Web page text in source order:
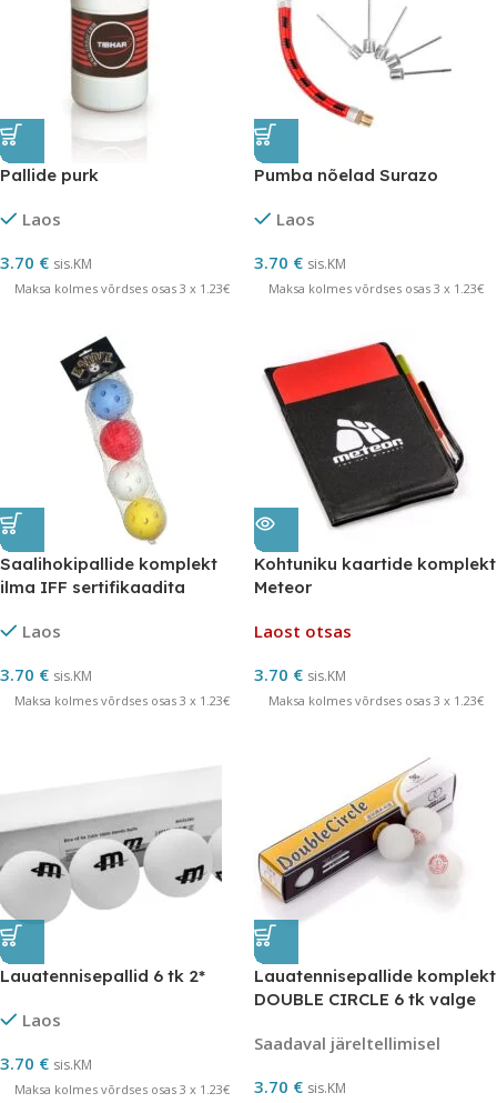
Pallide purk
Laos
3.70 € sis.KM
Maksa kolmes võrdses osas 3 x 1.23€
Pumba nõelad Surazo
Laos
3.70 € sis.KM
Maksa kolmes võrdses osas 3 x 1.23€
Saalihokipallide komplekt
ilma IFF sertifikaadita
Laos
3.70 € sis.KM
Maksa kolmes võrdses osas 3 x 1.23€
Kohtuniku kaartide komplekt
Meteor
Laost otsas
3.70 € sis.KM
Maksa kolmes võrdses osas 3 x 1.23€
Lauatennisepallid 6 tk 2*
Laos
3.70 € sis.KM
Maksa kolmes võrdses osas 3 x 1.23€
Lauatennisepallide komplekt
DOUBLE CIRCLE 6 tk valge
Saadaval järeltellimisel
3.70 € sis.KM